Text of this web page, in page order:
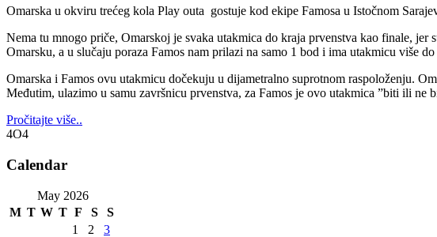
Omarska u okviru trećeg kola Play outa gostuje kod ekipe Famosa u Istočnom
Nema tu mnogo priče, Omarskoj je svaka utakmica do kraja prvenstva kao finale,
Omarsku, a u slučaju poraza Famos nam prilazi na samo 1 bod i ima utakmicu više do
Omarska i Famos ovu utakmicu dočekuju u dijametralno suprotnom raspoloženju.
Međutim, ulazimo u samu završnicu prvenstva, za Famos je ovo utakmica ”biti ili
Pročitajte više..
4O4
Calendar
May 2026
M T W T F S S
1 2
3